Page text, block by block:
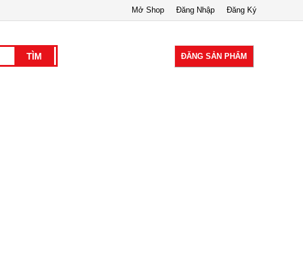
Đăng Ký
Đăng Nhập
Mở Shop
ĐĂNG SẢN PHẨM